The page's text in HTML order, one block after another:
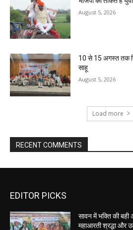
August 5, 2026
10 से 15 अगस्त तक
साहू
August 5, 2026
Load more
RECENT COMMENTS
EDITOR PICKS
सावन में भक्ति की बही
महाआरती श्रद्धा और